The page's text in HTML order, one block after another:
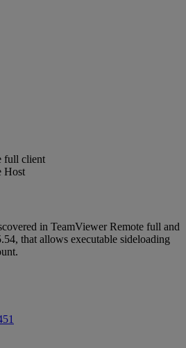
full client
Host
in TeamViewer Remote full and
that allows executable sideloading